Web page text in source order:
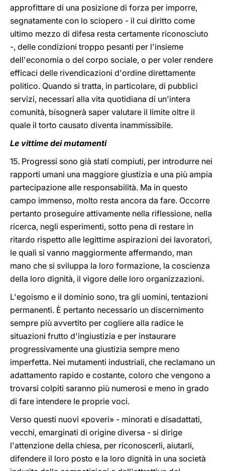
approfittare di una posizione di forza per imporre,
segnatamente con lo sciopero - il cui diritto come
ultimo mezzo di difesa resta certamente riconosciuto
-, delle condizioni troppo pesanti per l'insieme
dell'economia o del corpo sociale, o per voler rendere
efficaci delle rivendicazioni d'ordine direttamente
politico. Quando si tratta, in particolare, di pubblici
servizi, necessari alla vita quotidiana di un'intera
comunità, bisognerà saper valutare il limite oltre il
quale il torto causato diventa inammissibile.
Le vittime dei mutamenti
15. Progressi sono già stati compiuti, per introdurre nei
rapporti umani una maggiore giustizia e una più ampia
partecipazione alle responsabilità. Ma in questo
campo immenso, molto resta ancora da fare. Occorre
pertanto proseguire attivamente nella riflessione, nella
ricerca, negli esperimenti, sotto pena di restare in
ritardo rispetto alle legittime aspirazioni dei lavoratori,
le quali si vanno maggiormente affermando, man
mano che si sviluppa la loro formazione, la coscienza
della loro dignità, il vigore delle loro organizzazioni.
L'egoismo e il dominio sono, tra gli uomini, tentazioni
permanenti. È pertanto necessario un discernimento
sempre più avvertito per cogliere alla radice le
situazioni frutto d'ingiustizia e per instaurare
progressivamente una giustizia sempre meno
imperfetta. Nei mutamenti industriali, che reclamano un
adattamento rapido e costante, coloro che vengono a
trovarsi colpiti saranno più numerosi e meno in grado
di fare intendere le proprie voci.
Verso questi nuovi «poveri» - minorati e disadattati,
vecchi, emarginati di origine diversa - si dirige
l'attenzione della chiesa, per riconoscerli, aiutarli,
difendere il loro posto e la loro dignità in una società